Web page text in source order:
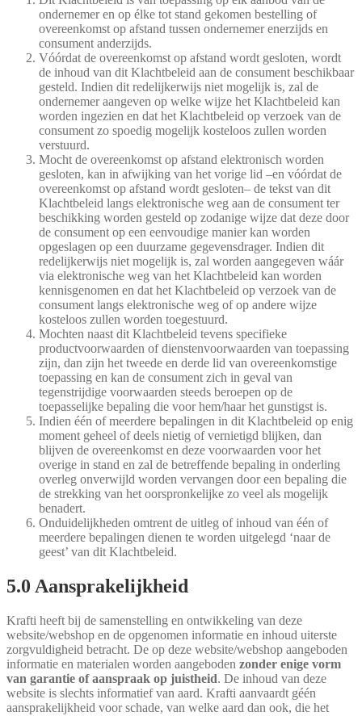
ondernemer en op élke tot stand gekomen bestelling of
overeenkomst op afstand tussen ondernemer enerzijds en
consument anderzijds.
Vóórdat de overeenkomst op afstand wordt gesloten, wordt
de inhoud van dit Klachtbeleid aan de consument beschikbaar
gesteld. Indien dit redelijkerwijs niet mogelijk is, zal de
ondernemer aangeven op welke wijze het Klachtbeleid kan
worden ingezien en dat het Klachtbeleid op verzoek van de
consument zo spoedig mogelijk kosteloos zullen worden
verstuurd.
Mocht de overeenkomst op afstand elektronisch worden
gesloten, kan in afwijking van het vorige lid –en vóórdat de
overeenkomst op afstand wordt gesloten– de tekst van dit
Klachtbeleid langs elektronische weg aan de consument ter
beschikking worden gesteld op zodanige wijze dat deze door
de consument op een eenvoudige manier kan worden
opgeslagen op een duurzame gegevensdrager. Indien dit
redelijkerwijs niet mogelijk is, zal worden aangegeven wáár
via elektronische weg van het Klachtbeleid kan worden
kennisgenomen en dat het Klachtbeleid op verzoek van de
consument langs elektronische weg of op andere wijze
kosteloos zullen worden toegestuurd.
Mochten naast dit Klachtbeleid tevens specifieke
productvoorwaarden of dienstenvoorwaarden van toepassing
zijn, dan zijn het tweede en derde lid van overeenkomstige
toepassing en kan de consument zich in geval van
tegenstrijdige voorwaarden steeds beroepen op de
toepasselijke bepaling die voor hem/haar het gunstigst is.
Indien één of meerdere bepalingen in dit Klachtbeleid op enig
moment geheel of deels nietig of vernietigd blijken, dan
blijven de overeenkomst en deze voorwaarden voor het
overige in stand en zal de betreffende bepaling in onderling
overleg onverwijld worden vervangen door een bepaling die
de strekking van het oorspronkelijke zo veel als mogelijk
benadert.
Onduidelijkheden omtrent de uitleg of inhoud van één of
meerdere bepalingen dienen te worden uitgelegd ‘naar de
geest’ van dit Klachtbeleid.
5.0 Aansprakelijkheid
Krafti heeft bij de samenstelling en ontwikkeling van deze
website/webshop en de opgenomen informatie en inhoud uiterste
zorgvuldigheid betracht. De op deze website/webshop aangeboden
informatie en materialen worden aangeboden zonder enige vorm
van garantie of aanspraak op juistheid. De inhoud van deze
website is slechts informatief van aard. Krafti aanvaardt géén
aansprakelijkheid voor schade, van welke aard dan ook, die het